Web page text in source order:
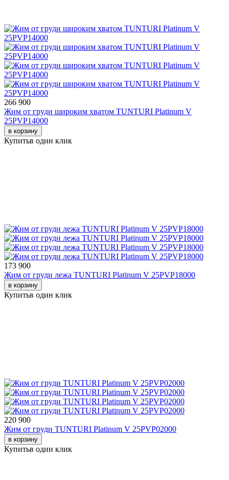
266 900
Жим от груди широким хватом TUNTURI Platinum V
25PVP14000
в корзину
Купитьв один клик
173 900
Жим от груди лежа TUNTURI Platinum V 25PVP18000
в корзину
Купитьв один клик
220 900
Жим от груди TUNTURI Platinum V 25PVP02000
в корзину
Купитьв один клик